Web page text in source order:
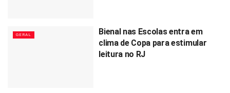
GERAL
Bienal nas Escolas entra em
clima de Copa para estimular
leitura no RJ